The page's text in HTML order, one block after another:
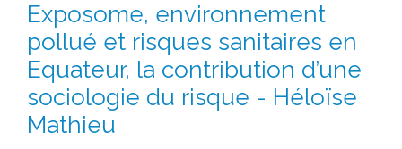
Exposome, environnement
pollué et risques sanitaires en
Equateur, la contribution d’une
sociologie du risque - Héloïse
Mathieu